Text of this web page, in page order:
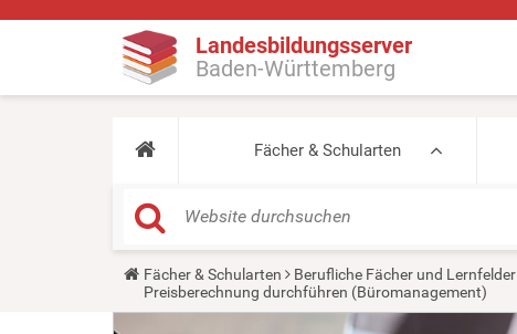
Landesbildungsserver
Baden-Württemberg
Fächer & Schularten
Y
u
Fächer & Schularten Berufliche Fächer und Lernfelder
Preisberechnung durchführen (Büromanagement)